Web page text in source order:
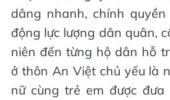
dâng nhanh, chính
động lực lượng dân quân,
niên đến từng hộ dân hỗ
ở thôn An Việt chủ yếu là
nữ cùng trẻ em được